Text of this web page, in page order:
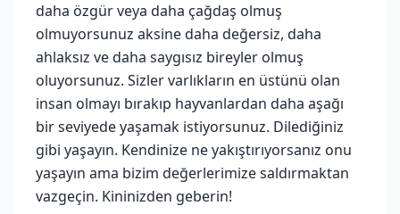
daha özgür veya daha çağdaş olmuş
olmuyorsunuz aksine daha değersiz, daha
ahlaksız ve daha saygısız bireyler olmuş
oluyorsunuz. Sizler varlıkların en üstünü olan
insan olmayı bırakıp hayvanlardan daha aşağı
bir seviyede yaşamak istiyorsunuz. Dilediğiniz
gibi yaşayın. Kendinize ne yakıştırıyorsanız onu
yaşayın ama bizim değerlerimize saldırmaktan
vazgeçin. Kininizden geberin!